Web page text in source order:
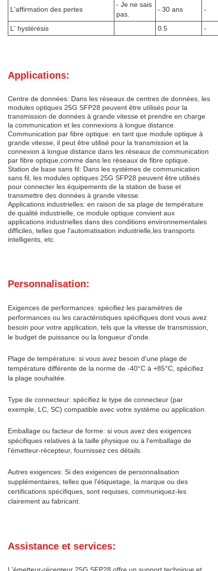
L'affirmation des pertes
- Je ne sais
pas.
- 30 ans -
L' hystérésis 0.5 -
Applications:
Centre de données: Dans les réseaux de centres de données, les
modules optiques 25G SFP28 peuvent être utilisés pour la
transmission de données à grande vitesse et prendre en charge
la communication et les connexions à longue distance.
Communication par fibre optique: en tant que module optique à
grande vitesse, il peut être utilisé pour la transmission et la
connexion à longue distance dans les réseaux de communication
par fibre optique,comme dans les réseaux de fibre optique.
Station de base sans fil: Dans les systèmes de communication
sans fil, les modules optiques 25G SFP28 peuvent être utilisés
pour connecter les équipements de la station de base et
transmettre des données à grande vitesse.
Applications industrielles: en raison de sa plage de température
de qualité industrielle, ce module optique convient aux
applications industrielles dans des conditions environnementales
difficiles, telles que l'automatisation industrielle,les transports
intelligents, etc.
Personnalisation:
Exigences de performances: spécifiez les paramètres de
performances ou les caractéristiques spécifiques dont vous avez
besoin pour votre application, tels que la vitesse de transmission,
le budget de puissance ou la longueur d'onde.
Plage de température: si vous avez besoin d'une plage de
température différente de la norme de -40°C à +85°C, spécifiez
la plage souhaitée.
Type de connecteur: spécifiez le type de connecteur (par
exemple, LC, SC) compatible avec votre système ou application.
Emballage ou facteur de forme: si vous avez des exigences
spécifiques relatives à la taille physique ou à l'emballage de
l'émetteur-récepteur, fournissez ces détails.
Autres exigences: Si des exigences de personnalisation
supplémentaires, telles que l'étiquetage, la marque ou des
certifications spécifiques, sont requises, communiquez-les
clairement au fabricant.
Assistance et services: